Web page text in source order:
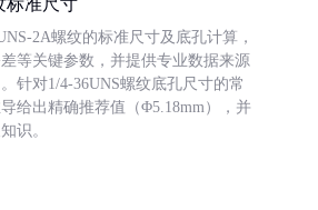
标准尺寸
2A螺纹的标准尺寸及底孔计算，
等关键参数，并提供专业数据来源
针对1/4-36UNS螺纹底孔尺寸的常
给出精确推荐值（Φ5.18mm），并
识。